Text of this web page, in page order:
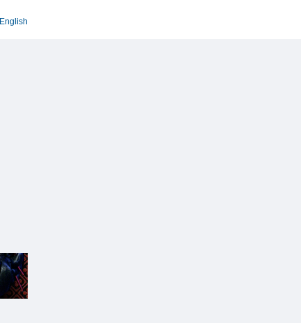
English